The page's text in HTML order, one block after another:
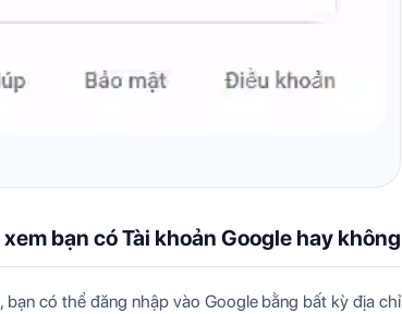
bạn có Tài khoản Google hay không
có thể đăng nhập vào Google bằng bất kỳ địa chỉ